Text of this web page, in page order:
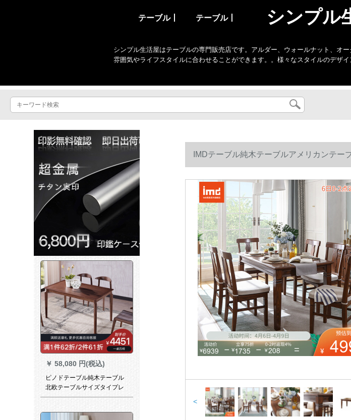
テーブル丨 テーブル丨 シンプル
シンプル生活屋はテーブルの専門販売店です。アルダー、ウォールナット、オ
雰囲気やライフスタイルに合わせることができます。。様々なスタイルのデザ
￥ 58,080 円(税込)
ピノドテーブル純木テーブル
北欧テーブルサイズタイプレ
ストラン長方形の食事テーブ
入ホワイトワックス木胡桃色
IMDテーブル純木テーブルアメリカンテ
ブルのシンプロ長方形レストランテーブルの
<